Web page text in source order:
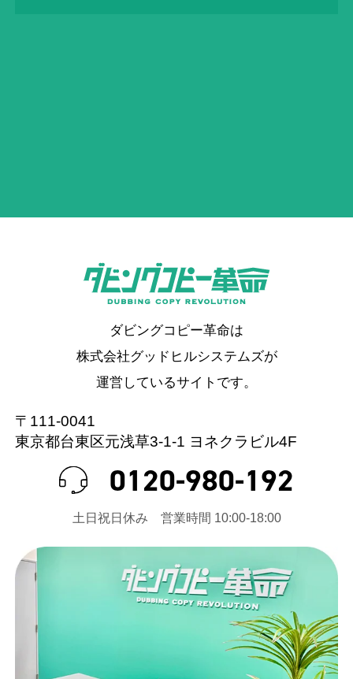
ダビングコピー革命は
株式会社グッドヒルシステムズが
運営しているサイトです。
〒111-0041
東京都台東区元浅草3-1-1 ヨネクラビル4F
0120-980-192
⼟⽇祝⽇休み 営業時間 10:00-18:00